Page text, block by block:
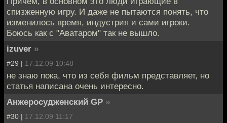
спизженную игру. И даже не пытаются понять, что
изменилось время, индустрия и сами игроки.
Боюсь как с "Аватаром" так не вышло.
izuver »
#29 | 17.12.09 10:48
не знаю пока, что из себя фильм представляет, но
статья написана очень интересно.
Анжеросудженский GP »
#30 | 17.12.09 11:17